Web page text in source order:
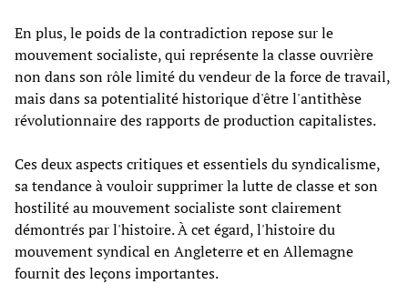
En plus, le poids de la contradiction repose sur le
mouvement socialiste, qui représente la classe ouvrière
non dans son rôle limité du vendeur de la force de travail,
mais dans sa potentialité historique d'être l'antithèse
révolutionnaire des rapports de production capitalistes.
Ces deux aspects critiques et essentiels du syndicalisme,
sa tendance à vouloir supprimer la lutte de classe et son
hostilité au mouvement socialiste sont clairement
démontrés par l'histoire. À cet égard, l'histoire du
mouvement syndical en Angleterre et en Allemagne
fournit des leçons importantes.